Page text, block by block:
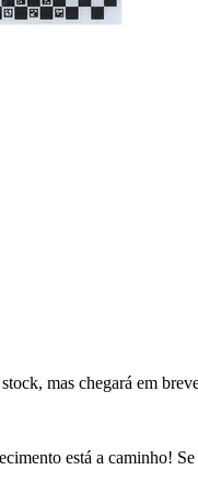
mas chegará em
está a caminho!